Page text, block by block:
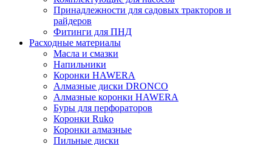
Принадлежности для садовых тракторов и
райдеров
Фитинги для ПНД
Расходные материалы
Масла и смазки
Напильники
Коронки HAWERA
Алмазные диски DRONCO
Алмазные коронки HAWERA
Буры для перфораторов
Коронки Ruko
Коронки алмазные
Пильные диски